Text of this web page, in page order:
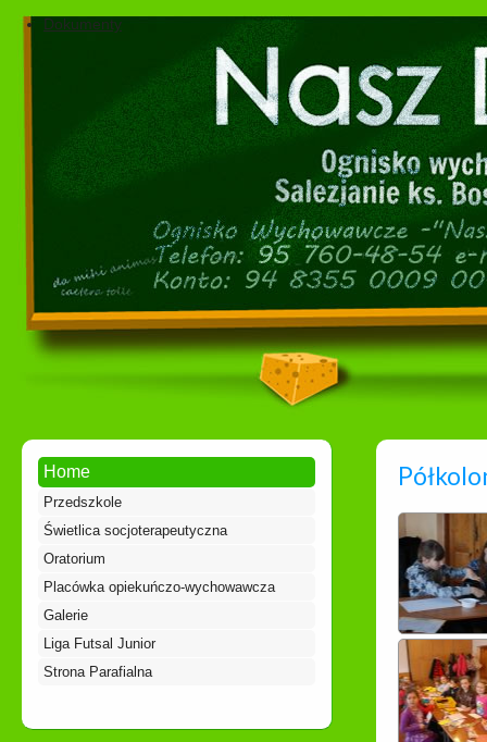
Dokumenty
Home
Przedszkole
Świetlica socjoterapeutyczna
Oratorium
Placówka opiekuńczo-wychowawcza
Galerie
Liga Futsal Junior
Strona Parafialna